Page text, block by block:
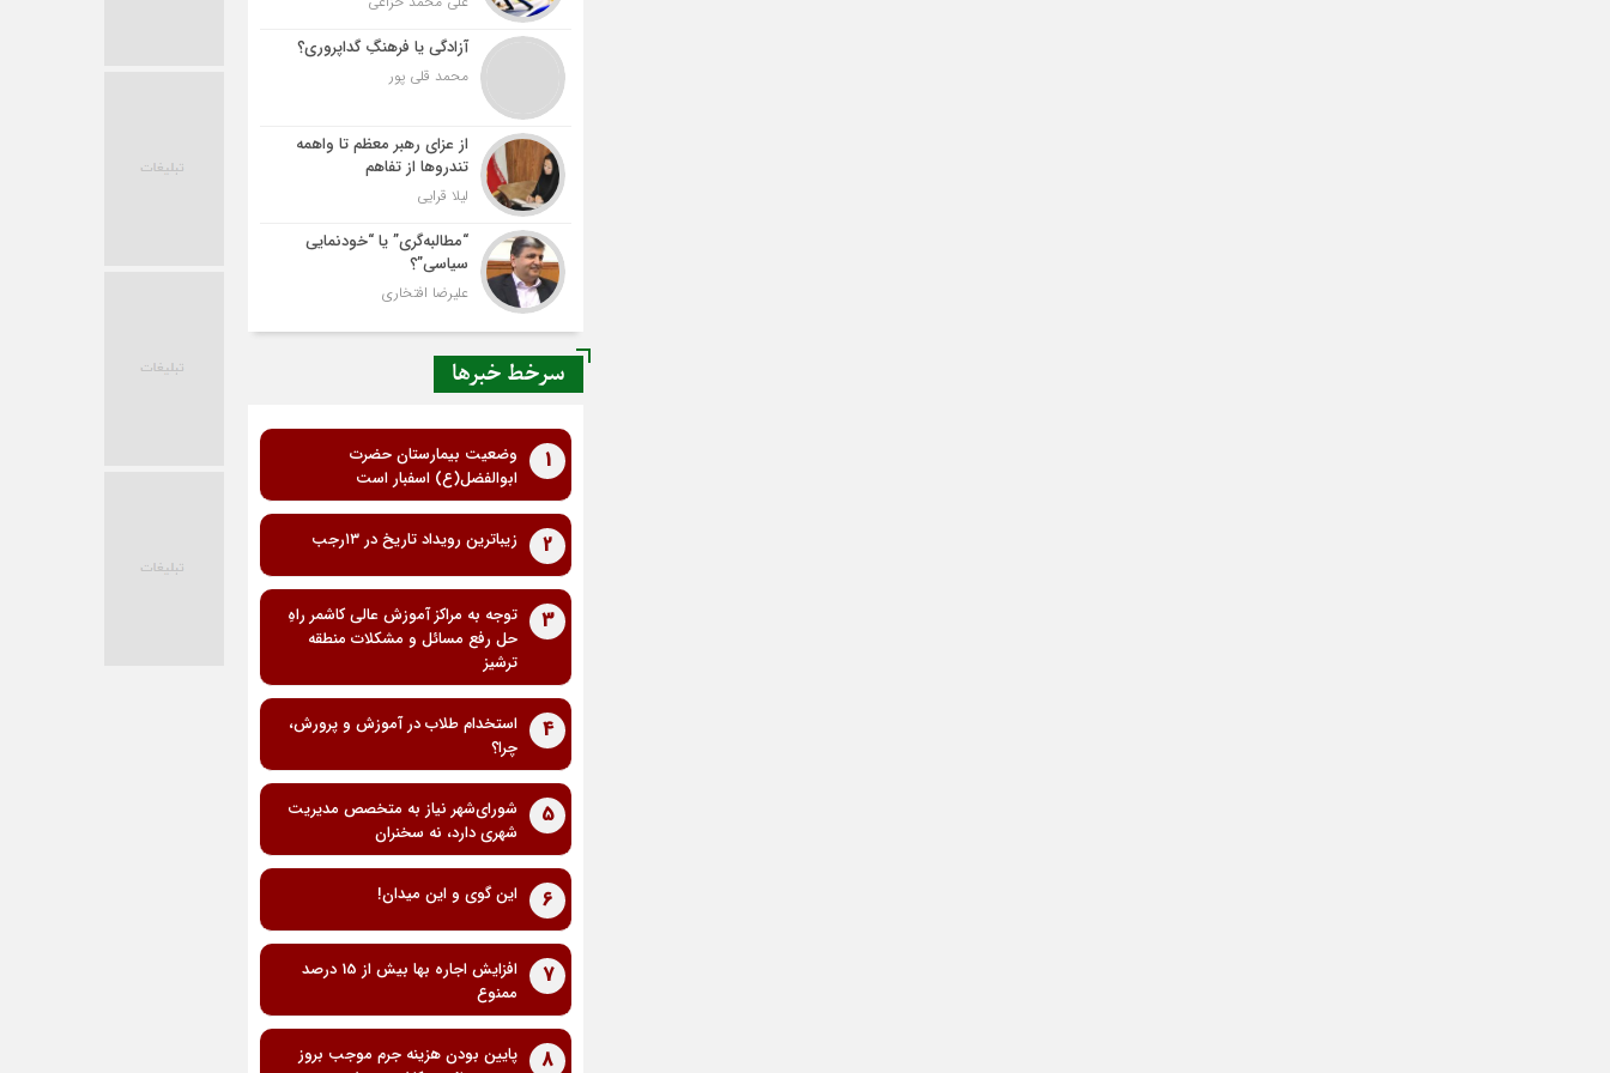
آزادگی یا فرهنگِ گداپروری؟
محمد قلی پور
از عزای رهبر معظم تا واهمه
تندروها از تفاهم
لیلا قرایی
“مطالبه‌گری” یا “خودنمایی
سیاسی”؟
علیرضا افتخاری
سرخط خبرها
1
وضعیت بیمارستان حضرت
ابوالفضل(ع) اسفبار است
2 زیباترین رویداد تاریخ در ۱۳رجب
3
توجه به مراکز آموزش عالی کاشمر راهِ
حل رفع مسائل و مشکلات منطقه
ترشیز
4
استخدام طلاب در آموزش و پرورش،
چرا؟
5
شورای‌شهر نیاز به متخصص مدیریت
شهری دارد، نه سخنران
6 این گوی و این میدان!
7
افزایش اجاره بها بیش از 15 درصد
ممنوع
8
پایین بودن هزینه جرم موجب بروز